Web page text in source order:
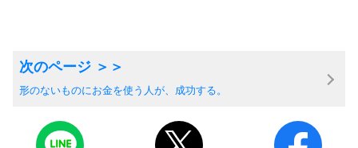
形のないものにお金を使う人が、成功する。